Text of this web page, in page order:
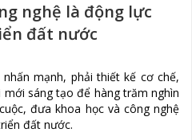
nghệ là động lực
đất nước
mạnh, phải thiết kế cơ chế,
sáng tạo để hàng trăm nghìn
đưa khoa học và công nghệ
đất nước.